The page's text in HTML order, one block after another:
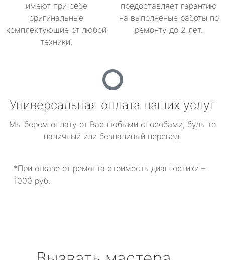
имеют при себе
оригинальные
комплектующие от любой
техники.
предоставляет гарантию
на выполненые работы по
ремонту до 2 лет.
Универсальная оплата наших услуг
Мы берем оплату от Вас любыми способами, будь то
наличный или безналиный перевод.
*При отказе от ремонта стоимость диагностики –
1000 руб.